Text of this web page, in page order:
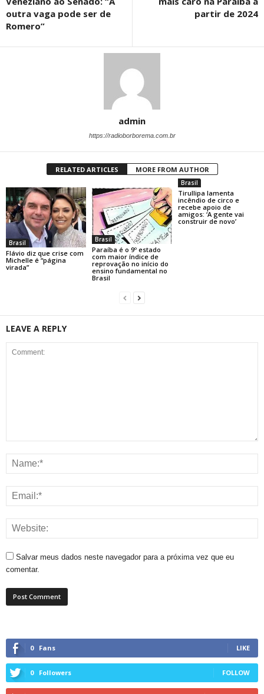
outra vaga pode ser de
Romero”
partir de 2024
admin
https://radioborborema.com.br
RELATED ARTICLES MORE FROM AUTHOR
Brasil
Flávio diz que crise com
Michelle é “página
virada”
Brasil
Paraíba é o 9º estado
com maior índice de
reprovação no início do
ensino fundamental no
Brasil
Brasil
Tirullipa lamenta
incêndio de circo e
recebe apoio de
amigos: ‘A gente vai
construir de novo’
LEAVE A REPLY
Salvar meus dados neste navegador para a próxima vez que eu
comentar.
0 Fans LIKE
0 Followers FOLLOW